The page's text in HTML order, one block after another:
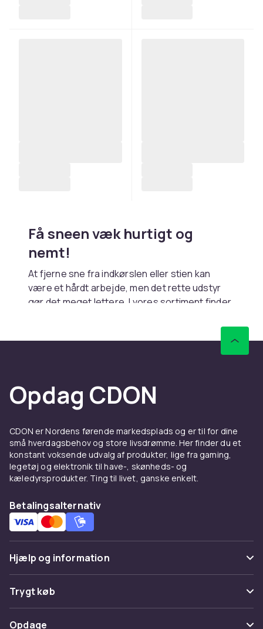
Få sneen væk hurtigt og
nemt!
At fjerne sne fra indkørslen eller stien kan
være et hårdt arbejde, men det rette udstyr
gør det meget lettere. I vores sortiment finder
hjælper dig med effektivt at fjerne sne og is.
Uanset om du har brug for en kraftfuld
sneslynge til store områder eller en praktisk
opgaven.
Produkterne i vores sortiment er designet til at
hvilket gør dem til et perfekt valg til alle
vinterforhold. Fjern sneen hurtigt og uden
besvær med det bedste udstyr. Det er tid til at
gøre vintervedligeholdelse lidt lettere.
nu og find det rette sneudstyr til din
vinterrutine.
Opdag CDON
CDON er Nordens førende markedsplads og er til for dine
små hverdagsbehov og store livsdrømme. Her finder du et
konstant voksende udvalg af produkter, lige fra gaming,
legetøj og elektronik til have-, skønheds- og
kæledyrsprodukter. Ting til livet, ganske enkelt.
Betalingsalternativ
Hjælp og information
Ofte stillede spørgsmål
Spor pakke
Trygt køb
Betaling
Opdage